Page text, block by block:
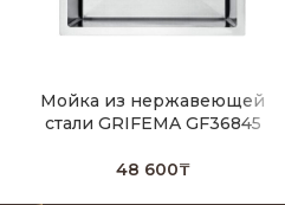
Мойка из нержавеющей
стали GRIFEMA GF36845
48 600₸